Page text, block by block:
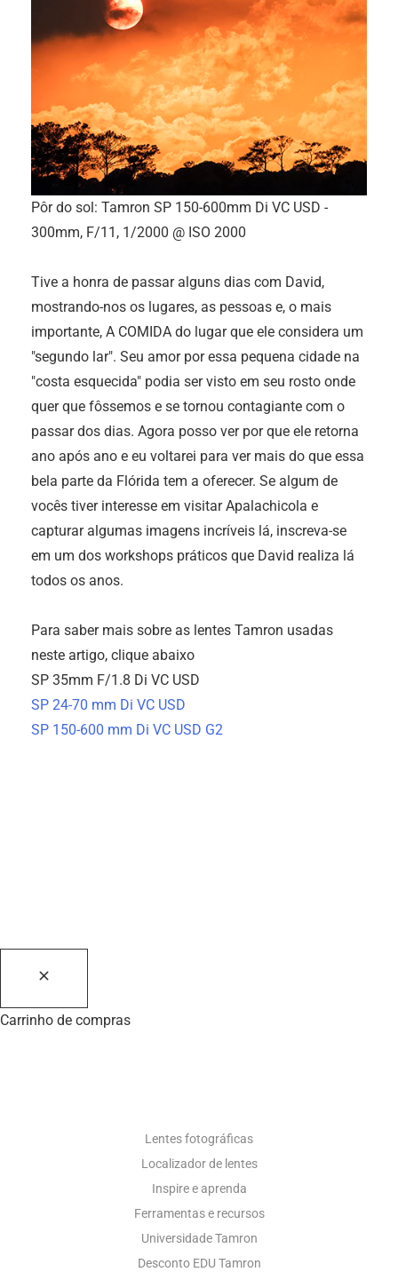
Pôr do sol: Tamron SP 150-600mm Di VC USD -
300mm, F/11, 1/2000 @ ISO 2000
Tive a honra de passar alguns dias com David,
mostrando-nos os lugares, as pessoas e, o mais
importante, A COMIDA do lugar que ele considera um
"segundo lar". Seu amor por essa pequena cidade na
"costa esquecida" podia ser visto em seu rosto onde
quer que fôssemos e se tornou contagiante com o
passar dos dias. Agora posso ver por que ele retorna
ano após ano e eu voltarei para ver mais do que essa
bela parte da Flórida tem a oferecer. Se algum de
vocês tiver interesse em visitar Apalachicola e
capturar algumas imagens incríveis lá, inscreva-se
em um dos workshops práticos que David realiza lá
todos os anos.
Para saber mais sobre as lentes Tamron usadas
neste artigo, clique abaixo
SP 35mm F/1.8 Di VC USD
SP 24-70 mm Di VC USD
SP 150-600 mm Di VC USD G2
Carrinho de compras
Lentes fotográficas
Localizador de lentes
Inspire e aprenda
Ferramentas e recursos
Universidade Tamron
Desconto EDU Tamron